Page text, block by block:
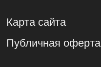
Карта сайта
Публичная оферта